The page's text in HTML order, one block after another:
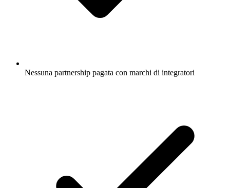
Nessuna partnership pagata con marchi di integratori